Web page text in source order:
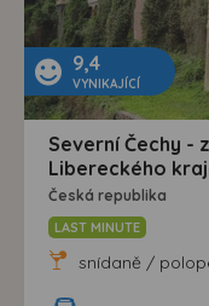
9,4
VYNIKAJÍCÍ
Severní Čechy -
Libereckého
Česká republika
LAST MINUTE
snídaně /